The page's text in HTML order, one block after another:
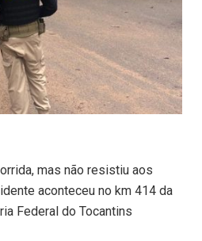
mas não resistiu aos
aconteceu no km 414 da
Federal do Tocantins